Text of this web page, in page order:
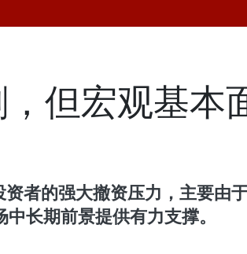
但宏观基本
者的强大撤资压力，主要由
长期前景提供有力支撑。